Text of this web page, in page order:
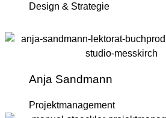
Design & Strategie
Anja Sandmann
Projektmanagement